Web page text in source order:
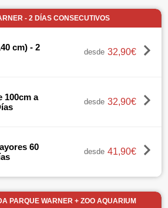
- 2 DÍAS CONSECUTIVOS
cm) - 2
desde 32,90€
100cm a
desde 32,90€
60
desde 41,90€
PARQUE WARNER + ZOO AQUARIUM